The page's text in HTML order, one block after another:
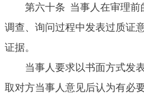
第六十条 当事人在审理前
调查、询问过程中发表过质证
证据。
当事人要求以书面方式发
取对方当事人意见后认为有必